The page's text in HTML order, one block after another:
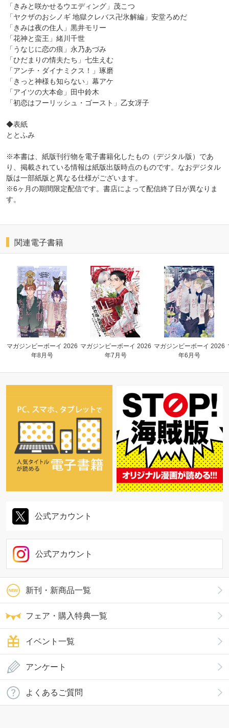
「きみと咲かせるウエディング」茂こつ
「ヤクザのおシノギ 地獄クレバス卍氷解編」安堂ろめだ
「きみは夜の住人」黒井モリー
「花神と蛮王」緒川千世
「うなじに恋の痕」永乃あづみ
「ひだまりの情夫たち」七生えむ
「アンチ・ダイナミクス！」琢磨
「きっと神様も知らない」幕アケ
「アイツの大本命」田中鈴木
「初恋はフーリッシュ・ゴースト」乙女冴子
◆表紙
ととふみ
※本書は、紙版刊行物を電子書籍化したもの（デジタル版）であ
り、掲載されている情報は紙版出版時点のものです。なおデジタル
版は一部紙版と異なる仕様がございます。
※6ヶ月の期間限定配信です。書店によって配信終了日が異なりま
す。
関連電子書籍
マガジンビーボーイ 2026
年8月号
マガジンビーボーイ 2026
年7月号
マガジンビーボーイ 2026
年6月号
新刊・新商品一覧
フェア・購入特典一覧
イベント一覧
公式アカウント
公式アカウント
アンケート
よくあるご質問